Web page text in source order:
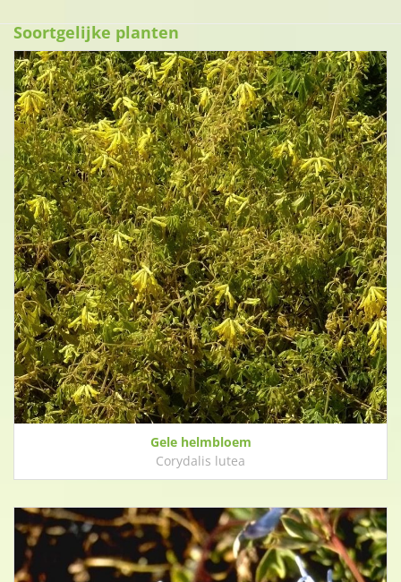
Soortgelijke planten
Gele helmbloem
Corydalis lutea